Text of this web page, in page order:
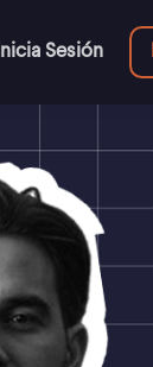
Inicia Sesión